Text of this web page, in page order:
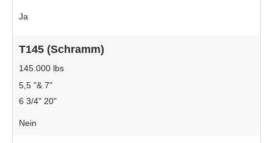
Ja
T145 (Schramm)
145.000 lbs
5,5 "& 7"
6 3/4" 20"
Nein